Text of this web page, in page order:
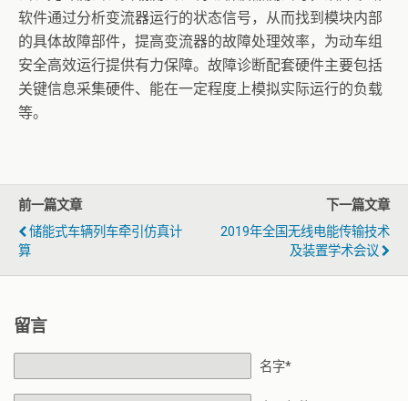
软件通过分析变流器运行的状态信号，从而找到模块内部
的具体故障部件，提高变流器的故障处理效率，为动车组
安全高效运行提供有力保障。故障诊断配套硬件主要包括
关键信息采集硬件、能在一定程度上模拟实际运行的负载
等。
前一篇文章
储能式车辆列车牵引仿真计
算
下一篇文章
2019年全国无线电能传输技术
及装置学术会议
留言
名字*